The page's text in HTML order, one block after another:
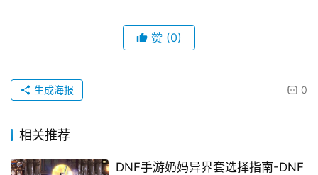
赞 (0)
0
生成海报
相关推荐
DNF手游奶妈异界套选择指南-DNF